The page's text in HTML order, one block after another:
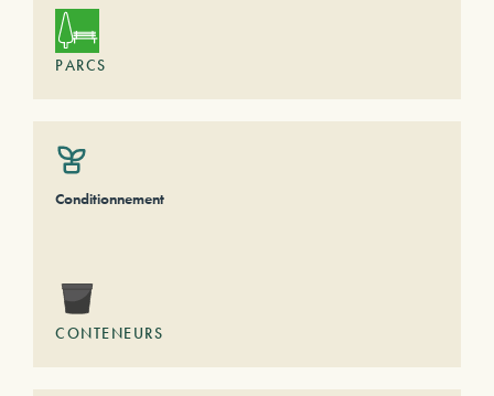
PARCS
Conditionnement
CONTENEURS